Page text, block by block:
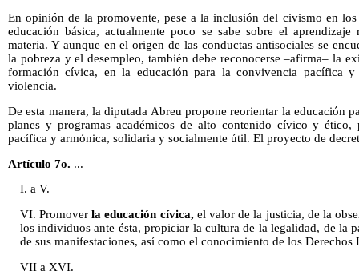
En opinión de la promovente, pese a la inclusión del civismo en
educación básica, actualmente poco se sabe sobre el
materia. Y aunque en el origen de las conductas antisociales se
la pobreza y el desempleo, también debe reconocerse –afirma– la
formación cívica, en la educación para la convivencia pacífica
violencia.
De esta manera, la diputada Abreu propone reorientar la educación
planes y programas académicos de alto contenido cívico y
pacífica y armónica, solidaria y socialmente útil. El proyecto de
Artículo 7o. ...
I. a V.
VI. Promoverla educación cívica, el valor de la justicia, de la
los individuos ante ésta, propiciar la cultura de la legalidad, de la
de sus manifestaciones, así como el conocimiento de los Derechos
VII a XVI.